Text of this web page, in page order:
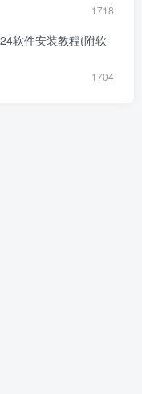
1718
软件安装教程(附软
1704